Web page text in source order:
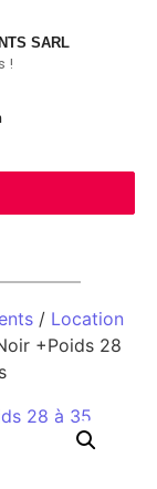
SARL
!
/ Location
+Poids 28